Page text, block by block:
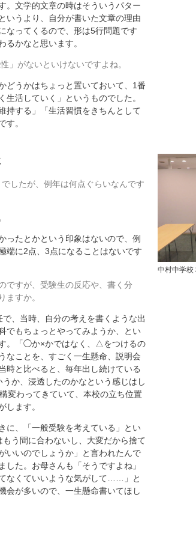
。文学的文章の時はそういうパター
いうより、自分が書いた文章の理由
なってくるので、形は5行問題です
るかなと思います。
」がないといけないですよね。
うかはちょっと置いておいて、1番
活していく」というものでした。
持する」「生活習慣をきちんとして
す。
したが、例年は何点ぐらいなんです
たとかという印象はないので、例
端に2点、3点になることはないです
ですが、受験生の反応や、書く分
ますか。
、当時、自分の考えを書くような出
でもちょっとやってみようか、とい
。「◯か×かではなく、△をつけるの
なことを、すごく一生懸命、説明会
時と比べると、毎年出し続けている
か、浸透したのかなという感じはし
変わってきていて、本校の立ち位置
します。
に、「一般受験を考えている」とい
う間に合わないし、大変だから捨て
いいのでしょうか」と言われたんで
た。お母さんも「そうですよね」
なくていいような気がして……」と
会が多いので、一生懸命書いてほし
中村中学校